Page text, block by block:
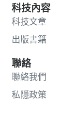
科技內容
科技文章
出版書籍
聯絡
聯絡我們
私隱政策